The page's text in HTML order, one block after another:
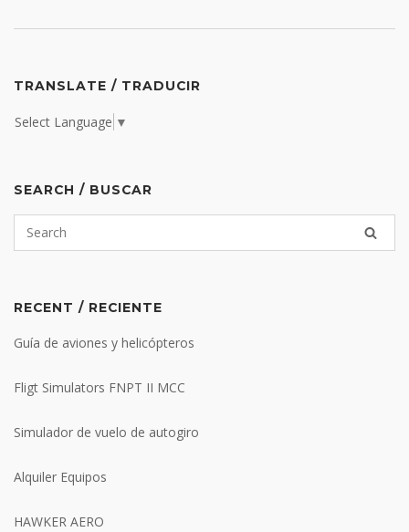
TRANSLATE / TRADUCIR
Select Language ▼
SEARCH / BUSCAR
RECENT / RECIENTE
Guía de aviones y helicópteros
Fligt Simulators FNPT II MCC
Simulador de vuelo de autogiro
Alquiler Equipos
HAWKER AERO